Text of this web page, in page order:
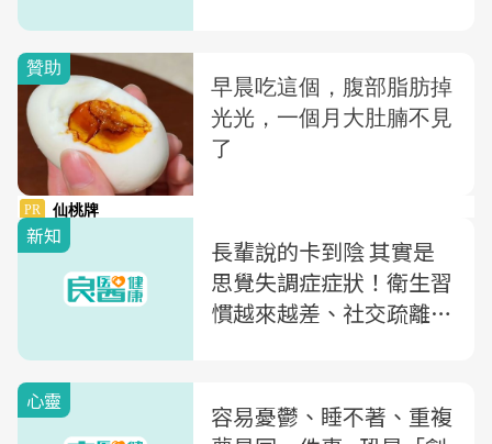
新知
長輩說的卡到陰 其實是
思覺失調症症狀！衛生習
慣越來越差、社交疏離可
心靈
容易憂鬱、睡不著、重複